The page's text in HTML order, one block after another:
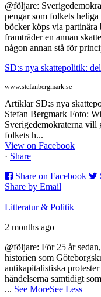
@följare:
pengar som folkets
böcker köps via
framträder en annan
någon annan stå för
SD:s nya skattepolitik:
www.stefanbergmark.se
Artiklar SD:s nya
Stefan Bergmark Foto:
Sverigedemokraterna vill
folkets h...
View on Facebook
· Share
Share on Facebook
Share by Email
Litteratur & Politik
2 months ago
@följare: För 25 år
historien som
antikapitalistiska
händelserna samtidigt
... See MoreSee Less